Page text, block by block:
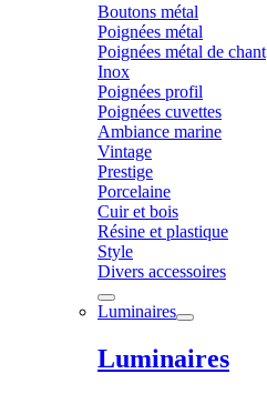
Boutons métal
Poignées métal
Poignées métal de chant
Inox
Poignées profil
Poignées cuvettes
Ambiance marine
Vintage
Prestige
Porcelaine
Cuir et bois
Résine et plastique
Style
Divers accessoires
Luminaires
Luminaires